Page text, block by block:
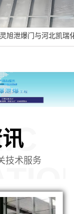
门与河北凯瑞化工合作
技术服务